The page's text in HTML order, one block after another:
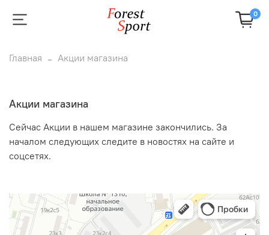
0
Главная Акции магазина
Акции магазина
Сейчас Акции в нашем магазине закончились. За
началом следующих следите в новостях на сайте и
соцсетях.